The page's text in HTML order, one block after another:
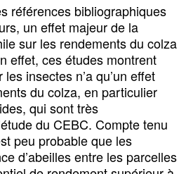
références bibliographiques
un effet majeur de la
sur les rendements du colza
effet, ces études montrent
insectes n’a qu’un effet
du colza, en particulier
qui sont très
du CEBC. Compte tenu
peu probable que les
d’abeilles entre les parcelles